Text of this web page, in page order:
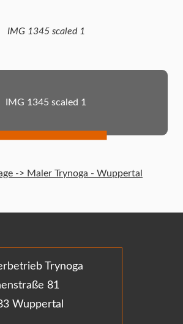
IMG 1345 scaled 1
IMG 1345 scaled 1
-> Maler Trynoga - Wuppertal
Trynoga
81
Wuppertal